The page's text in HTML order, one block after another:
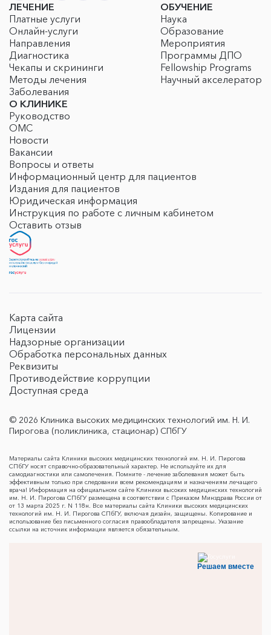
ЛЕЧЕНИЕ
Платные услуги
Онлайн-услуги
Направления
Диагностика
Чекапы и скрининги
Методы лечения
Заболевания
ОБУЧЕНИЕ
Наука
Образование
Мероприятия
Программы ДПО
Fellowship Programs
Научный акселератор
О КЛИНИКЕ
Руководство
ОМС
Новости
Вакансии
Вопросы и ответы
Информационный центр для пациентов
Издания для пациентов
Юридическая информация
Инструкция по работе с личным кабинетом
Оставить отзыв
Карта сайта
Лицензии
Надзорные организации
Обработка персональных данных
Реквизиты
Противодействие коррупции
Доступная среда
© 2026 Клиника высоких медицинских технологий им. Н. И.
Пирогова (поликлиника, стационар) СПбГУ
Материалы сайта Клиники высоких медицинских технологий им. Н. И. Пирогова
СПбГУ носят справочно-образовательный характер. Не используйте их для
самодиагностики или самолечения. Помните - лечение заболевания может быть
эффективным только при следовании всем рекомендациям и назначениям лечащего
врача! Информация на официальном сайте Клиники высоких медицинских технологий
им. Н. И. Пирогова СПбГУ размещена в соответствии с Приказом Минздрава России от
от 13 марта 2025 г. N 118н. Все материалы сайта Клиники высоких медицинских
технологий им. Н. И. Пирогова СПбГУ, включая дизайн, защищены. Копирование и
использование без письменного согласия правообладателя запрещены. Указание
ссылки на источник информации является обязательным.
Решаем вместе